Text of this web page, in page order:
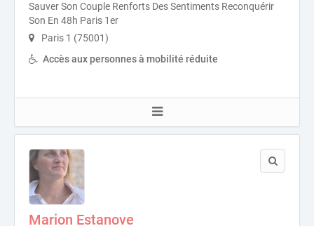
Sauver Son Couple Renforts Des Sentiments Reconquérir
Son En 48h Paris 1er
Paris 1 (75001)
Accès aux personnes à mobilité réduite
Marion Estanove